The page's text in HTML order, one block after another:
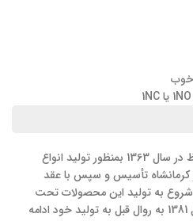
شرکت صنایع الکتریکی پارس حفاظ در سال 1363 بمنظور تولید انواع
کرمانشاه تأسیس و سپس با عقد
قرارداد با فانال آلمان از سال 1375 شروع به تولید این محصولات تحت
لیسانس فانال نمود. شرکت تا سال 1381 به روال قبل به تولید خود ادامه